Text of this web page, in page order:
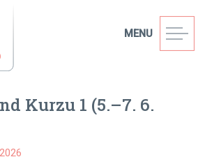
MENU
Kurzu 1 (5.–7. 6.